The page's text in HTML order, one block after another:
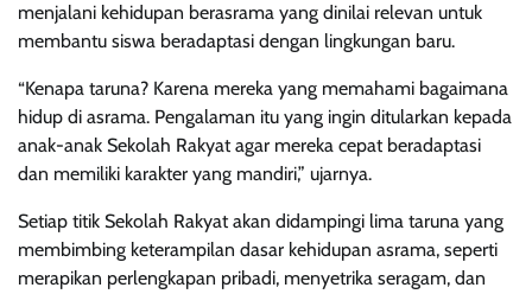
menjalani kehidupan berasrama yang dinilai relevan untuk
membantu siswa beradaptasi dengan lingkungan baru.
“Kenapa taruna? Karena mereka yang memahami bagaimana
hidup di asrama. Pengalaman itu yang ingin ditularkan kepada
anak-anak Sekolah Rakyat agar mereka cepat beradaptasi
dan memiliki karakter yang mandiri,” ujarnya.
Setiap titik Sekolah Rakyat akan didampingi lima taruna yang
membimbing keterampilan dasar kehidupan asrama, seperti
merapikan perlengkapan pribadi, menyetrika seragam, dan